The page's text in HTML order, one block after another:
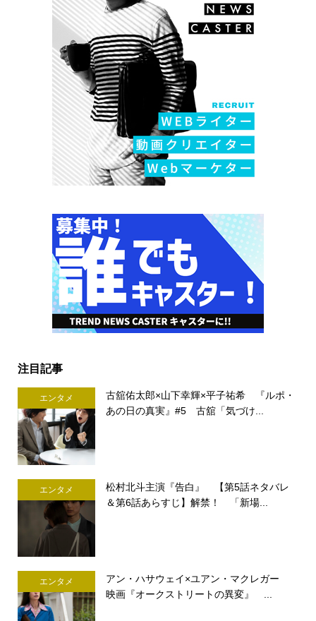
注目記事
エンタメ
古舘佑太郎×山下幸輝×平子祐希 『ルポ・
あの日の真実』#5 古舘「気づけ...
エンタメ
松村北斗主演『告白』 【第5話ネタバレ
＆第6話あらすじ】解禁！ 「新場...
エンタメ
アン・ハサウェイ×ユアン・マクレガー
映画『オークストリートの異変』 ...